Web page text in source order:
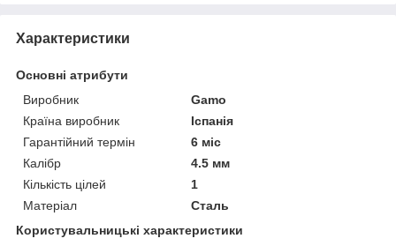
Характеристики
Основні атрибути
Виробник
Gamo
Країна виробник
Іспанія
Гарантійний термін
6 міс
Калібр
4.5 мм
Кількість цілей
1
Матеріал
Сталь
Користувальницькі характеристики